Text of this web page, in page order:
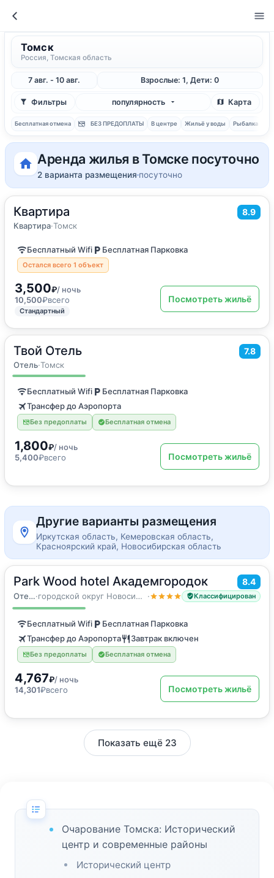
Томск
Россия, Томская область
7 авг. - 10 авг. Взрослые: 1, Дети: 0
Фильтры популярность Карта
Бесплатная отмена БЕЗ ПРЕДОПЛАТЫ В центре Жильё у воды Рыбалка
Аренда жилья в Томске посуточно
2 варианта размещения посуточно
Квартира 8.9
Квартира·Томск
65м2·до 5 гостей
Квартира
Бесплатный Wifi Бесплатная Парковка
Остался всего 1 объект
3,500₽/ ночь
10,500₽всего
Стандартный
Посмотреть жильё
Твой Отель 7.8
Отель·Томск
15м2· 2 гостя
Двухместный номер с 1 кроватью
Бесплатный Wifi
Бесплатная Парковка
Трансфер до Аэропорта
Без предоплаты Бесплатная отмена
1,800₽/ ночь
5,400₽всего Посмотреть жильё
Другие варианты размещения
Иркутская область, Кемеровская область,
Красноярский край, Новосибирская область
Park Wood hotel Академгородок 8.4
Отель· городской округ Новосибирск · Классифицирован
20м2 1 гость
Одноместный номер
Бесплатный Wifi
Бесплатная Парковка
Трансфер до Аэропорта
Завтрак включен
Без предоплаты Бесплатная отмена
4,767₽/ ночь
14,301₽всего Посмотреть жильё
Показать ещё 23
Очарование Томска: Исторический
центр и современные районы
Исторический центр